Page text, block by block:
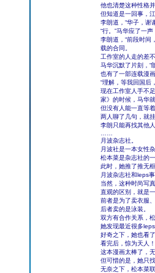
他也清楚这种性格
但知道是一回事，
李朗道，“华子，谢
“行。”马华应了一
李朗道，“前段时间
载的合同。
工作室的人走的差
马华沉默了片刻，“
也有了一部连载漫
“理解，等我回国后
现在工作室人手不
家》的时候，马华
但没有人能一直等
两人聊了几句，就
李朗只能再找其他
月波杂志社。
月波社是一本女性
松本菜是杂志社的
此时，她推了推无
月波杂志社和leps
当然，这种时尚写
直观的区别，就是
前者是为了卖衣服
后者卖的是泳装。
双方有合作关系，
她发现最近很多
好奇之下，她也看
看完后，惊为天人！
这本漫画太棒了，
但可惜的是，她只
无奈之下，松本菜